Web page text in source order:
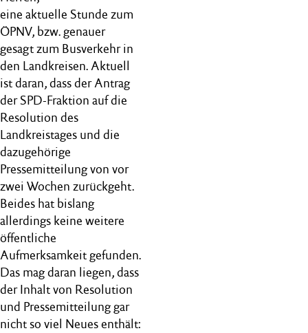
eine aktuelle Stunde zum
ÖPNV, bzw. genauer
gesagt zum Busverkehr in
den Landkreisen. Aktuell
ist daran, dass der Antrag
der SPD-Fraktion auf die
Resolution des
Landkreistages und die
dazugehörige
Pressemitteilung von vor
zwei Wochen zurückgeht.
Beides hat bislang
allerdings keine weitere
öffentliche
Aufmerksamkeit gefunden.
Das mag daran liegen, dass
der Inhalt von Resolution
und Pressemitteilung gar
nicht so viel Neues enthält: